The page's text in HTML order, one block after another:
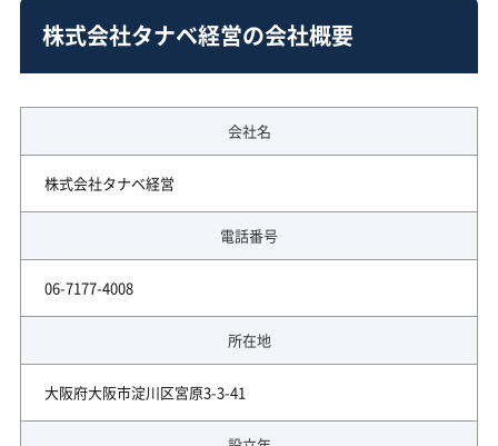
株式会社タナベ経営の会社概要
会社名
株式会社タナベ経営
電話番号
06-7177-4008
所在地
大阪府大阪市淀川区宮原3-3-41